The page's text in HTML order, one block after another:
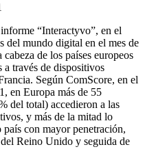
“Interactyvo”, en el
del mundo digital en el mes de
de los países europeos
a través de dispositivos
Según ComScore, en el
en Europa más de 55
del total) accedieron a las
y más de la mitad lo
país con mayor penetración,
Reino Unido y seguida de